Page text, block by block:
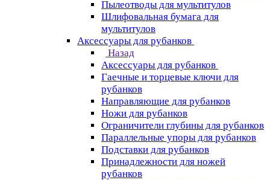
Пылеотводы для мультитулов
Шлифовальная бумага для
мультитулов
Аксессуары для рубанков
Назад
Аксессуары для рубанков
Гаечные и торцевые ключи для
рубанков
Направляющие для рубанков
Ножи для рубанков
Ограничители глубины для рубанков
Параллельные упоры для рубанков
Подставки для рубанков
Принадлежности для ножей
рубанков